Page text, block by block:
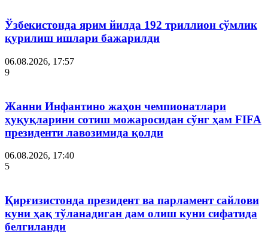
Ўзбекистонда ярим йилда 192 триллион сўмлик
қурилиш ишлари бажарилди
06.08.2026, 17:57
9
Жанни Инфантино жаҳон чемпионатлари
ҳуқуқларини сотиш можаросидан сўнг ҳам FIFA
президенти лавозимида қолди
06.08.2026, 17:40
5
Қирғизистонда президент ва парламент сайлови
куни ҳақ тўланадиган дам олиш куни сифатида
белгиланди